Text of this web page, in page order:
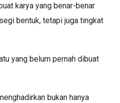
karya yang benar-benar
bentuk, tetapi juga tingkat
yang belum pernah dibuat
bukan hanya